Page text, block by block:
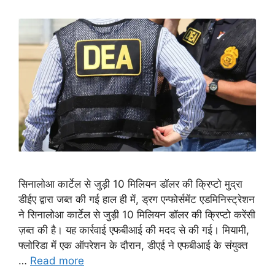
सिनालोआ कार्टेल से जुड़ी 10 मिलियन डॉलर की क्रिप्टो मुद्रा
डीईए द्वारा जब्त की गई हाल ही में, ड्रग एन्फोर्समेंट एडमिनिस्ट्रेशन
ने सिनालोआ कार्टेल से जुड़ी 10 मिलियन डॉलर की क्रिप्टो करेंसी
ज़ब्त की है। यह कार्रवाई एफबीआई की मदद से की गई। मियामी,
फ्लोरिडा में एक ऑपरेशन के दौरान, डीएई ने एफबीआई के संयुक्त
… Read more